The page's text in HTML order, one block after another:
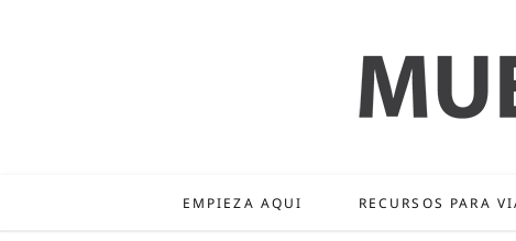
EMPIEZA AQUI RECURSOS PARA